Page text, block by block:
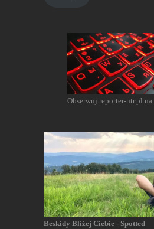
Obserwuj reporter-ntr.pl na
Beskidy Bliżej Ciebie - Spotted